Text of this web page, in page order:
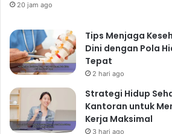
20 jam ago
Tips Menjaga
Dini dengan Pola
Tepat
2 hari ago
Strategi Hidup
Kantoran untuk
Kerja Maksimal
3 hari ago